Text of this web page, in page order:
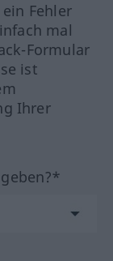
Fehler
mal
Formular
ist
Ihrer